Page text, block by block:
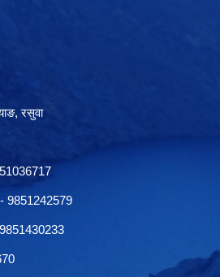
रसुवा
- 9851242579